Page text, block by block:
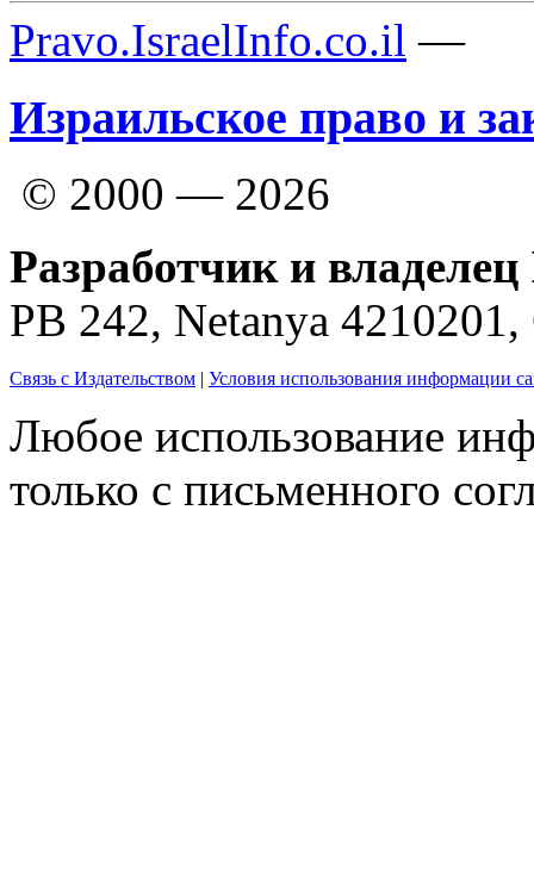
Pravo.IsraelInfo.co.il —
Израильское право и
© 2000 — 2026
Разработчик и
PB 242, Netanya
Связь с Издательством Условия использования информации
Любое использование
только с письменного